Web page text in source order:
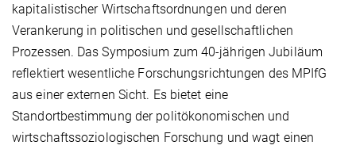
kapitalistischer Wirtschaftsordnungen und deren
Verankerung in politischen und gesellschaftlichen
Prozessen. Das Symposium zum 40-jährigen Jubiläum
reflektiert wesentliche Forschungsrichtungen des MPIfG
aus einer externen Sicht. Es bietet eine
Standortbestimmung der politökonomischen und
wirtschaftssoziologischen Forschung und wagt einen